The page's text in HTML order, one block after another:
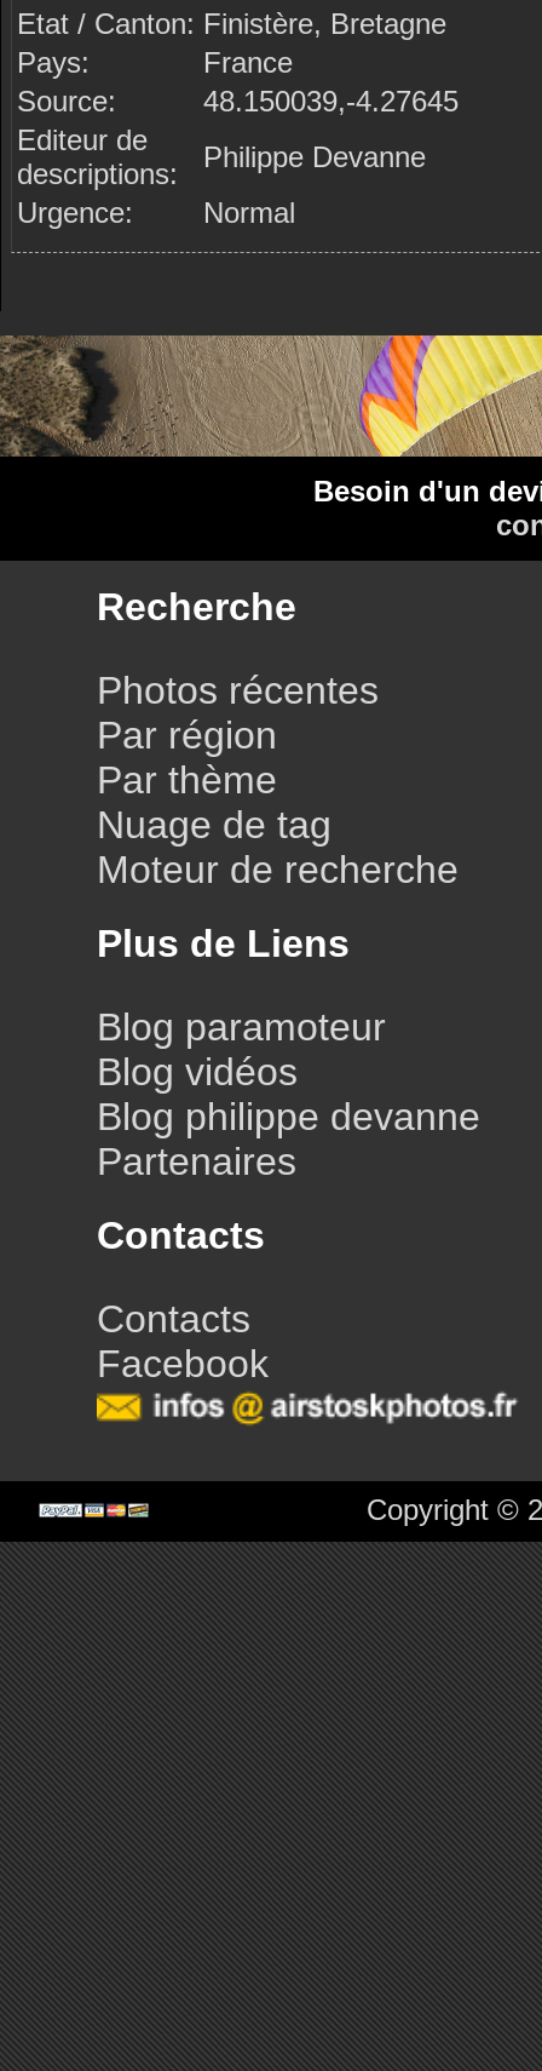
Etat / Canton: Finistère, Bretagne
Pays:
France
Source:
48.150039,-4.27645
Editeur de
descriptions:
Philippe Devanne
Urgence:
Normal
Besoin d'un
Recherche
Photos récentes
Par région
Par thème
Nuage de tag
Moteur de recherche
Plus de Liens
Blog paramoteur
Blog vidéos
Blog philippe devanne
Partenaires
Contacts
Contacts
Facebook
Copyright ©